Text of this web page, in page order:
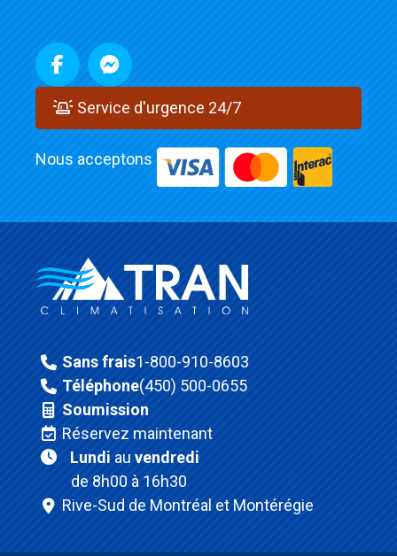
Service d'urgence 24/7
Nous acceptons
Sans frais1-800-910-8603
Téléphone(450) 500-0655
Soumission
Réservez maintenant
Lundi au vendredi
de 8h00 à 16h30
Rive-Sud de Montréal et Montérégie